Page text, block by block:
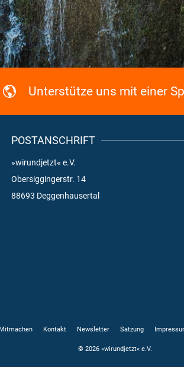
Unterstütze uns mit einer
POSTANSCHRIFT
»wirundjetzt« e.V.
Obersiggingerstr. 14
88693 Deggenhausertal
Mitmachen Kontakt Newsletter Satzung
© 2026 »wirundjetzt« e.V.